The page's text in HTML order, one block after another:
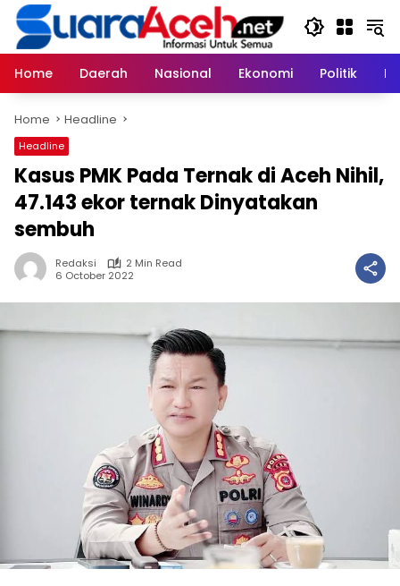
Skip
content
Home
Daerah Nasional Ekonomi Politik
Home Headline
Headline
Kasus PMK Pada Ternak di Aceh Nihil,
47.143 ekor ternak Dinyatakan
sembuh
Redaksi
2 Min Read
6 October 2022